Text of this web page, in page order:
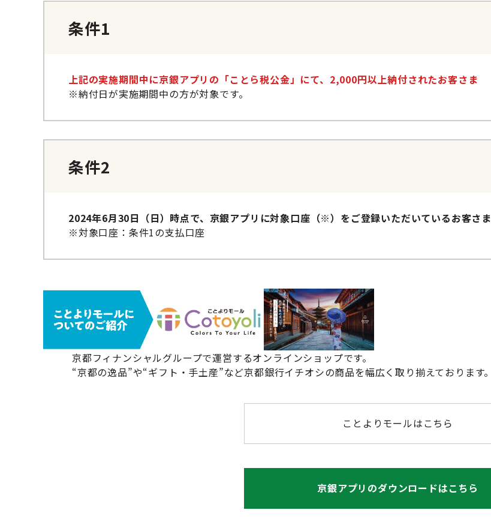
条件1
上記の実施期間中に京銀アプリの「ことら税公金」にて、2,000円以上納付されたお客さま
※納付日が実施期間中の方が対象です。
条件2
2024年6月30日（日）時点で、京銀アプリに対象口座（※）をご登録いただいているお客さま
※対象口座：条件1の支払口座
京都フィナンシャルグループで運営するオンラインショップです。
“京都の逸品”や“ギフト・手土産”など京都銀行イチオシの商品を幅広く取り揃えております。
ことよりモールはこちら
京銀アプリのダウンロードはこちら